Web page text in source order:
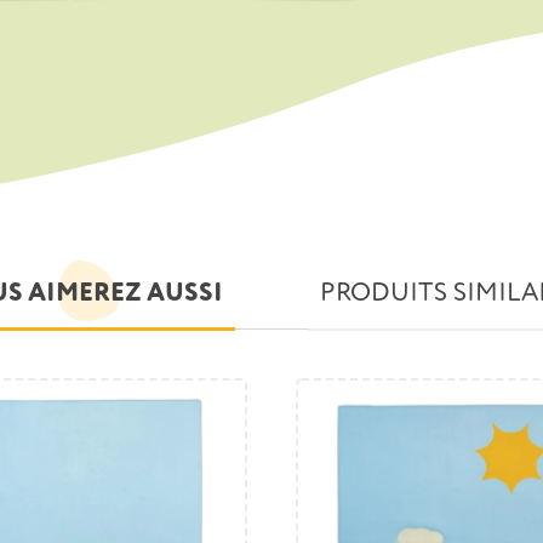
AIMEREZ AUSSI PRODUITS